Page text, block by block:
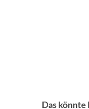
Das